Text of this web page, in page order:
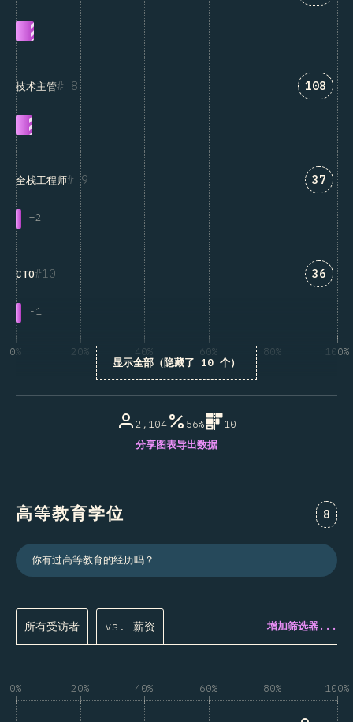
8
技术主管 匹配“技
108
9
全栈工程师
+2
匹配“
37
10
CTO
-1
匹配
36
显示全部（隐藏了 10 个）
0% 20% 40% 60% 80% 100%
2,104 56%
10
分享图表导出数据
高等教育学位 对“
8
你有过高等教育的经历吗？
所有受访者 vs. 薪资 增加筛选器...
0% 20% 40% 60% 80% 100%